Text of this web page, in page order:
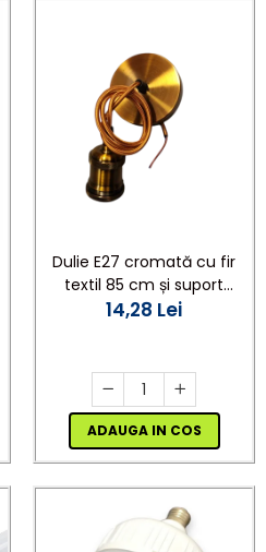
Dulie E27 cromată cu fir
textil 85 cm și suport
plafon Ø10 cm, cu
14,28 Lei
ADAUGA IN COS